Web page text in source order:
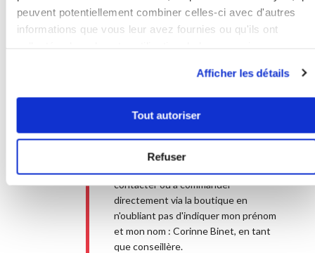
peuvent potentiellement combiner celles-ci avec d'autres
informations que vous leur avez fournies ou qu'ils ont
Afficher les détails
Tout autoriser
Refuser
1min20s 3
de ce glaçage, à l'aide d'un pinceau
suite. Source : "Cakes in the city". 🛒
5 euros de remise sur ta 1ère
commande. 💁‍♀️ Pour toute
contacter ou à commander
directement via la boutique en
n'oubliant pas d'indiquer mon prénom
et mon nom : Corinne Binet, en tant
que conseillère.